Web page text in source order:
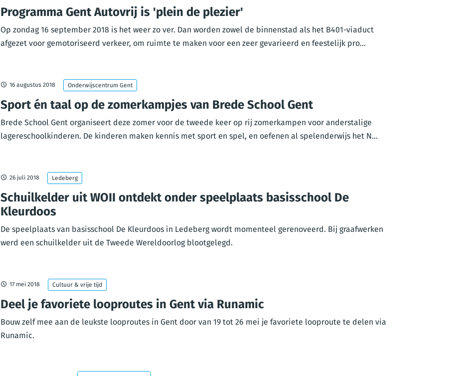
Programma Gent Autovrij is 'plein de plezier'
Op zondag 16 september 2018 is het weer zo ver. Dan worden zowel de binnenstad als het B401-viaduct
afgezet voor gemotoriseerd verkeer, om ruimte te maken voor een zeer gevarieerd en feestelijk pro...
16 augustus 2018 Onderwijscentrum Gent
Sport én taal op de zomerkampjes van Brede School Gent
Brede School Gent organiseert deze zomer voor de tweede keer op rij zomerkampen voor anderstalige
lagereschoolkinderen. De kinderen maken kennis met sport en spel, en oefenen al spelenderwijs het N...
26 juli 2018 Ledeberg
Schuilkelder uit WOII ontdekt onder speelplaats basisschool De
Kleurdoos
De speelplaats van basisschool De Kleurdoos in Ledeberg wordt momenteel gerenoveerd. Bij graafwerken
werd een schuilkelder uit de Tweede Wereldoorlog blootgelegd.
17 mei 2018 Cultuur & vrije tijd
Deel je favoriete looproutes in Gent via Runamic
Bouw zelf mee aan de leukste looproutes in Gent door van 19 tot 26 mei je favoriete looproute te delen via
Runamic.